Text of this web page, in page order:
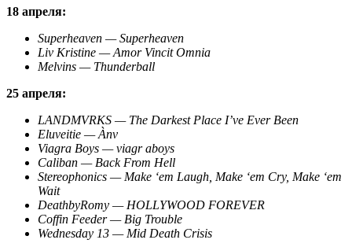
18 апреля:
Superheaven — Superheaven
Liv Kristine — Amor Vincit Omnia
Melvins — Thunderball
25 апреля:
LANDMVRKS — The Darkest Place I’ve Ever Been
Eluveitie — Ànv
Viagra Boys — viagr aboys
Caliban — Back From Hell
Stereophonics — Make ‘em Laugh, Make ‘em Cry, Make ‘em
Wait
DeathbyRomy — HOLLYWOOD FOREVER
Coffin Feeder — Big Trouble
Wednesday 13 — Mid Death Crisis